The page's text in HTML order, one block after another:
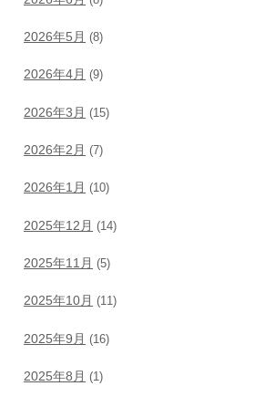
2026年5月 (8)
2026年4月 (9)
2026年3月 (15)
2026年2月 (7)
2026年1月 (10)
2025年12月 (14)
2025年11月 (5)
2025年10月 (11)
2025年9月 (16)
2025年8月 (1)